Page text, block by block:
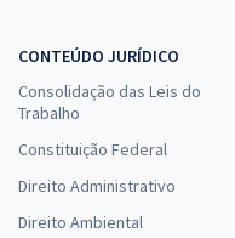
CONTEÚDO JURÍDICO
Consolidação das Leis do
Trabalho
Constituição Federal
Direito Administrativo
Direito Ambiental